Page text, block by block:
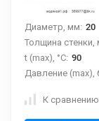
Диаметр, мм: 20
Толщина стенки,
t (max), °С: 90
Давление (max),
К сравнению